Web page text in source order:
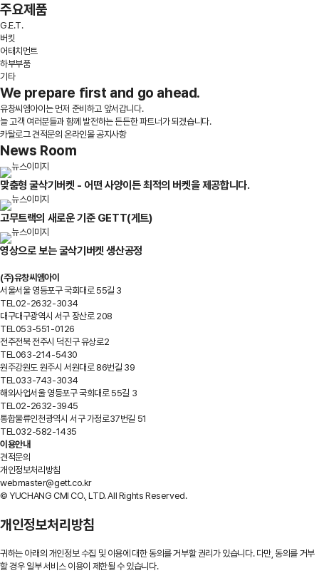
주요제품
G.E.T.
버킷
어태치먼트
하부부품
기타
We prepare first and go ahead.
유창씨엠아이는 먼저 준비하고 앞서갑니다.
늘 고객 여러분들과 함께 발전하는 든든한 파트너가 되겠습니다.
카탈로그견적문의 온라인몰공지사항
News Room
맞춤형 굴삭기버켓 - 어떤 사양이든 최적의 버켓을 제공합니다.
고무트랙의 새로운 기준 GETT(게트)
영상으로 보는 굴삭기버켓 생산공정
(주)유창씨엠아이
서울서울 영등포구 국회대로 55길 3
TEL02-2632-3034
대구대구광역시 서구 장산로 208
TEL053-551-0126
전주전북 전주시 덕진구 유상로2
TEL063-214-5430
원주강원도 원주시 서원대로 86번길 39
TEL033-743-3034
해외사업서울 영등포구 국회대로 55길 3
TEL02-2632-3945
통합물류인천광역시 서구 가정로37번길 51
TEL032-582-1435
이용안내
견적문의
개인정보처리방침
webmaster@gett.co.kr
© YUCHANG CMI CO., LTD. All Rights Reserved.
개인정보처리방침
귀하는 아래의 개인정보 수집 및 이용에 대한 동의를 거부할 권리가 있습니다. 다만, 동의를 거부
할 경우 일부 서비스 이용이 제한될 수 있습니다.